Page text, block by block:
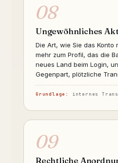
08
Ungewöhnliches
Die Art, wie Sie das Konto
mehr zum Profil, das die
neues Land beim Login,
Gegenpart, plötzliche
Grundlage: internes
09
Rechtliche